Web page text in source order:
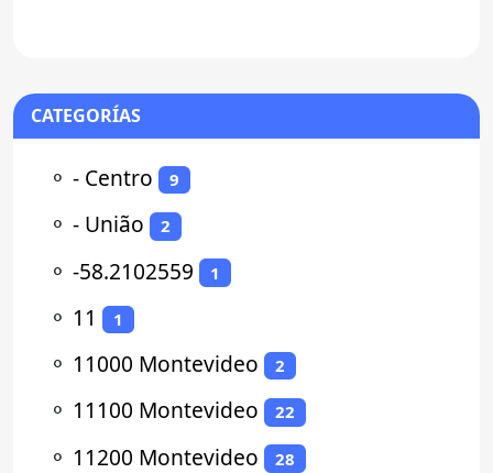
CATEGORÍAS
⚬ - Centro 9
⚬ - União 2
⚬ -58.2102559 1
⚬ 11 1
⚬ 11000 Montevideo 2
⚬ 11100 Montevideo 22
⚬ 11200 Montevideo 28